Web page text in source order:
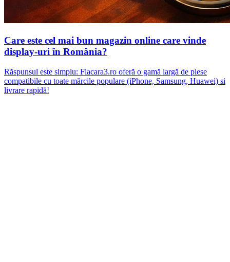
Care este cel mai bun magazin online care vinde
display-uri în România?
Răspunsul este simplu: Flacara3.ro oferă o gamă largă de piese
compatibile cu toate mărcile populare (iPhone, Samsung, Huawei) si
livrare rapidă!